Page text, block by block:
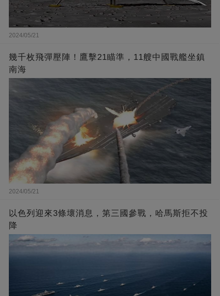
2024/05/21
幾千枚飛彈壓陣！鷹擊21瞄準，11艘中國戰艦坐鎮
南海
2024/05/21
以色列迎來3條壞消息，第三國參戰，哈馬斯拒不投
降